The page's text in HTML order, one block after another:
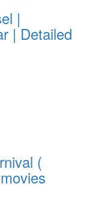
|
| Detailed
(